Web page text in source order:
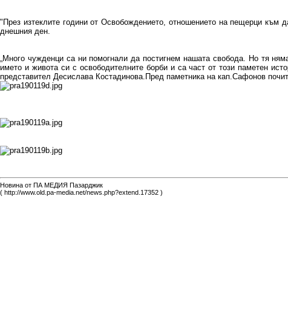
"През изтеклите години от Освобождението, отношението на пещерци към
днешния ден.
„Много чужденци са ни помогнали да постигнем нашата свобода. Но тя
името и живота си с освободителните борби и са част от този паметен
представител Десислава Костадинова.Пред паметника на кап.Сафонов
Новина от ПА МЕДИЯ Пазарджик
( http://www.old.pa-media.net/news.php?extend.17352 )